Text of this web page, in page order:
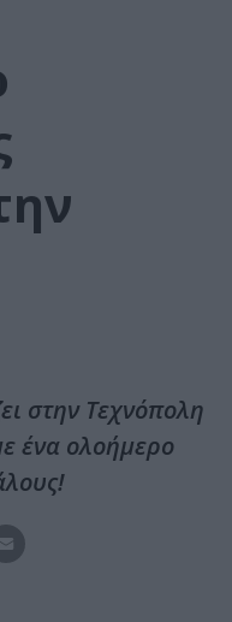
στην Τεχνόπολη
ένα ολοήμερο